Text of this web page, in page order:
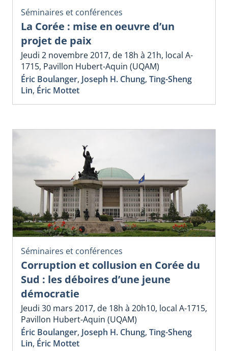
Séminaires et conférences
La Corée : mise en oeuvre d’un
projet de paix
Jeudi 2 novembre 2017, de 18h à 21h, local A-
1715, Pavillon Hubert-Aquin (UQAM)
Éric Boulanger, Joseph H. Chung, Ting-Sheng
Lin, Éric Mottet
Séminaires et conférences
Corruption et collusion en Corée du
Sud : les déboires d’une jeune
démocratie
Jeudi 30 mars 2017, de 18h à 20h10, local A-1715,
Pavillon Hubert-Aquin (UQAM)
Éric Boulanger, Joseph H. Chung, Ting-Sheng
Lin, Éric Mottet